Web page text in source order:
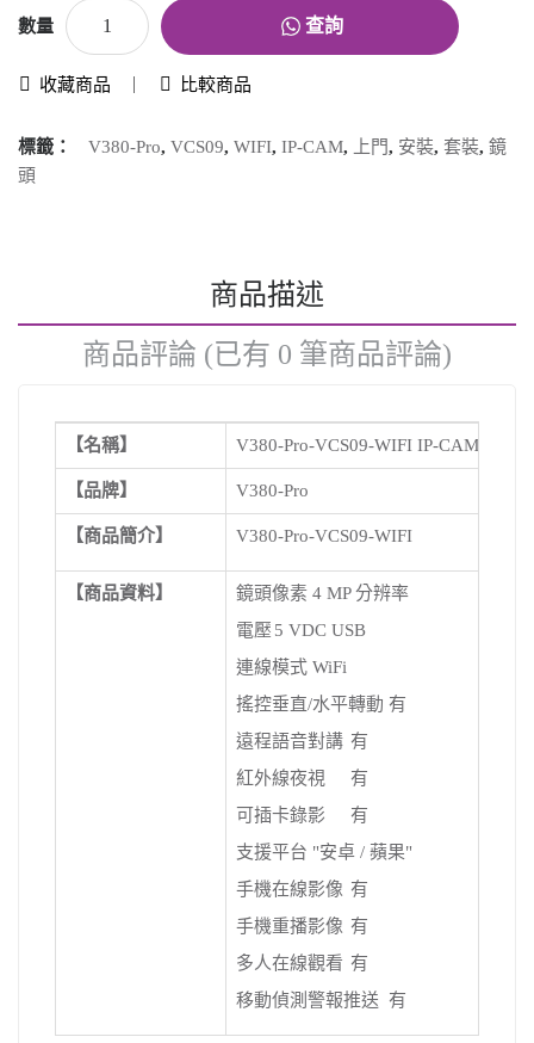
數量 查詢
收藏商品 比較商品
標籤： V380-Pro, VCS09, WIFI, IP-CAM, 上門, 安裝, 套裝, 鏡
頭
商品描述
商品評論 (已有 0 筆商品評論)
【名稱】 V380-Pro-VCS09-WIFI IP-CAM
【品牌】 V380-Pro
【商品簡介】 V380-Pro-VCS09-WIFI
【商品資料】 鏡頭像素 4 MP 分辨率
電壓 5 VDC USB
連線模式 WiFi
搖控垂直/水平轉動 有
遠程語音對講 有
紅外線夜視
有
可插卡錄影
有
支援平台 "安卓 / 蘋果"
手機在線影像 有
手機重播影像 有
多人在線觀看 有
移動偵測警報推送
有